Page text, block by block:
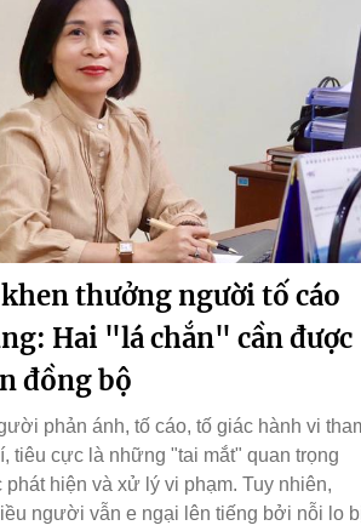
khen thưởng người tố cáo
Hai "lá chắn" cần được
đồng bộ
phản ánh, tố cáo, tố giác hành vi
tiêu cực là những "tai mắt" quan trọng
hiện và xử lý vi phạm. Tuy nhiên,
người vẫn e ngại lên tiếng bởi nỗi lo